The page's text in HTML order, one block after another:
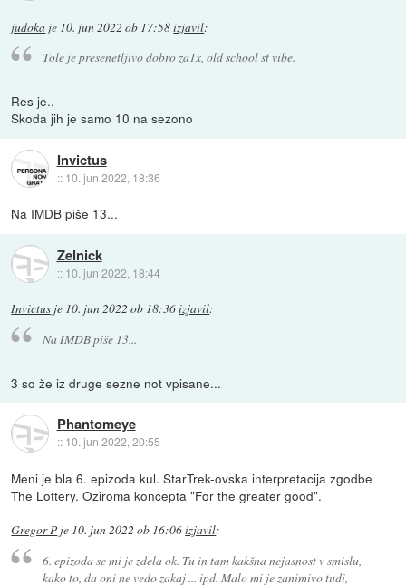
judoka je 10. jun 2022 ob 17:58izjavil:
Tole je presenetljivo dobro za1x, old school st vibe.
Res je..
Skoda jih je samo 10 na sezono
Invictus
:: 10. jun 2022, 18:36
Na IMDB piše 13...
Zelnick
:: 10. jun 2022, 18:44
Invictus je 10. jun 2022 ob 18:36izjavil:
Na IMDB piše 13...
3 so že iz druge sezne not vpisane...
Phantomeye
:: 10. jun 2022, 20:55
Meni je bla 6. epizoda kul. StarTrek-ovska interpretacija zgodbe
The Lottery. Oziroma koncepta "For the greater good".
Gregor P je 10. jun 2022 ob 16:06izjavil:
6. epizoda se mi je zdela ok. Tu in tam kakšna nejasnost v smislu,
kako to, da oni ne vedo zakaj ... ipd. Malo mi je zanimivo tudi,